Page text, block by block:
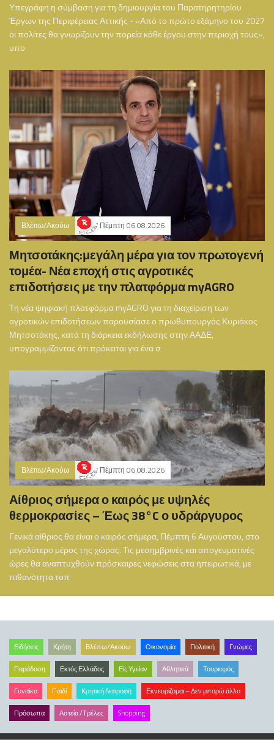
Υπεγράφη η σύμβαση για τη δημιουργία του Παρατηρητηρίου
Έργων της Περιφέρειας Αττικής - «Από το πρώτο εξάμηνο του 2027
οι πολίτες θα γνωρίζουν την πορεία κάθε έργου στην περιοχή τους»,
υπο
Βλέπω/Ακούω Πέμπτη 06.08.2026
Μητσοτάκης:μεγάλη μέρα για τον πρωτογενή
τομέα- Νέα εποχή στις αγροτικές
επιδοτήσεις με την πλατφόρμα myAGRO
Τη νέα ψηφιακή πλατφόρμα myAGRO για τη διαχείριση των
αγροτικών επιδοτήσεων παρουσίασε ο πρωθυπουργός Κυριάκος
Μητσοτάκης, κατά τη διάρκεια εκδήλωσης στην ΑΑΔΕ,
υπογραμμίζοντας ότι πρόκειται για ένα σ
Βλέπω/Ακούω Πέμπτη 06.08.2026
Αίθριος σήμερα ο καιρός με υψηλές
θερμοκρασίες – Έως 38°C ο υδράργυρος
Γενικά αίθριος θα είναι ο καιρός σήμερα, Πέμπτη 6 Αυγούστου, στο
μεγαλύτερο μέρος της χώρας. Τις μεσημβρινές και απογευματινές
ώρες θα αναπτυχθούν πρόσκαιρες νεφώσεις στα ηπειρωτικά, με
πιθανότητα τοπ
Ειδήσεις Κρήτη Βλέπω/Ακούω Οικονομία Πολιτική Γνώμες
Παράδοση Εκτός Ελλάδος Είς Υγείαν Αθλητικά Τουρισμός
Γυναίκα Παιδί Κρητική διατροφή Εκνευρίζομαι – Δεν μπορώ άλλο
Πρόσωπα Αστεία /Τρέλες Shopping